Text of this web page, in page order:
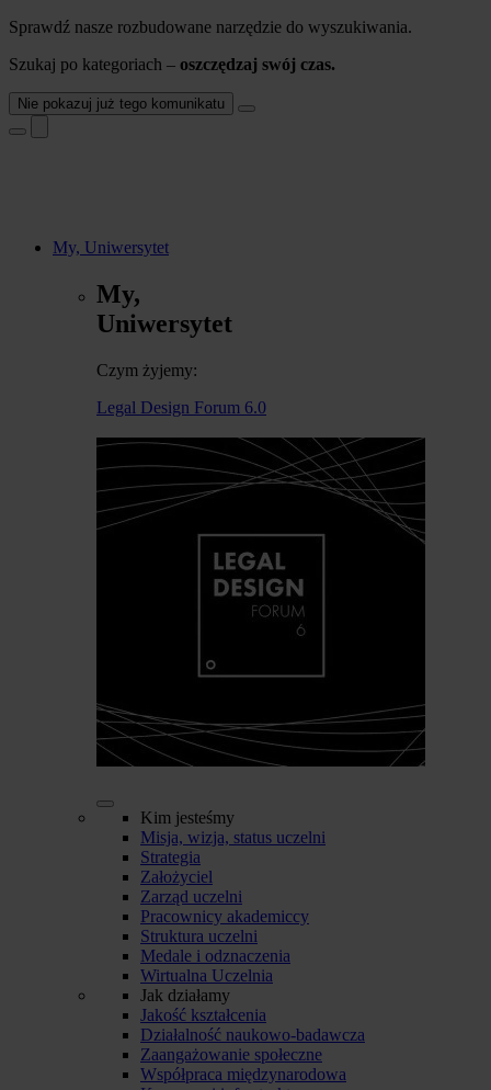
Sprawdź nasze rozbudowane narzędzie do wyszukiwania.
Szukaj po kategoriach – oszczędzaj swój czas.
Nie pokazuj już tego komunikatu
My, Uniwersytet
My,
Uniwersytet
Czym żyjemy:
Legal Design Forum 6.0
Kim jesteśmy
Misja, wizja, status uczelni
Strategia
Założyciel
Zarząd uczelni
Pracownicy akademiccy
Struktura uczelni
Medale i odznaczenia
Wirtualna Uczelnia
Jak działamy
Jakość kształcenia
Działalność naukowo-badawcza
Zaangażowanie społeczne
Współpraca międzynarodowa